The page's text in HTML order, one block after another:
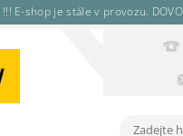
!!! E-shop je stále v provozu.